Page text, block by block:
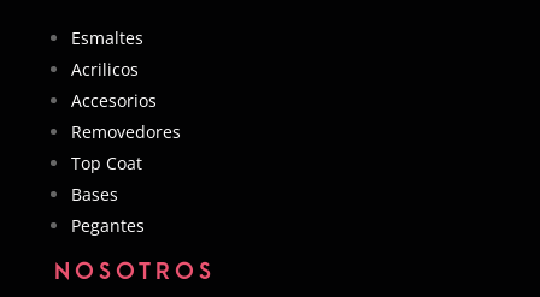
Esmaltes
Acrilicos
Accesorios
Removedores
Top Coat
Bases
Pegantes
NOSOTROS